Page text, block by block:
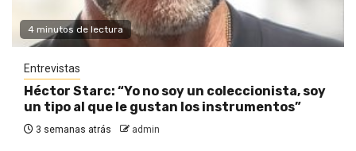
4 minutos de lectura
Entrevistas
Héctor Starc: “Yo no soy un coleccionista, soy
un tipo al que le gustan los instrumentos”
3 semanas atrás admin